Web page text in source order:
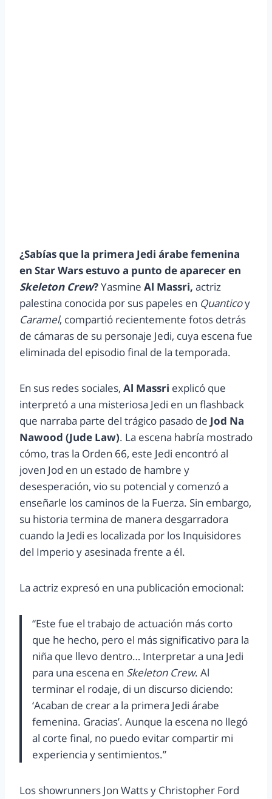
¿Sabías que la primera Jedi árabe femenina
en Star Wars estuvo a punto de aparecer en
Skeleton Crew?Yasmine Al Massri, actriz
palestina conocida por sus papeles en Quanticoy
Caramel, compartió recientemente fotos detrás
de cámaras de su personaje Jedi, cuya escena fue
eliminada del episodio final de la temporada.
En sus redes sociales, Al Massri explicó que
interpretó a una misteriosa Jedi en un flashback
que narraba parte del trágico pasado de Jod Na
Nawood (Jude Law). La escena habría mostrado
cómo, tras la Orden 66, este Jedi encontró al
joven Jod en un estado de hambre y
desesperación, vio su potencial y comenzó a
enseñarle los caminos de la Fuerza. Sin embargo,
su historia termina de manera desgarradora
cuando la Jedi es localizada por los Inquisidores
del Imperio y asesinada frente a él.
La actriz expresó en una publicación emocional:
“Este fue el trabajo de actuación más corto
que he hecho, pero el más significativo para la
niña que llevo dentro… Interpretar a una Jedi
para una escena en Skeleton Crew. Al
terminar el rodaje, di un discurso diciendo:
‘Acaban de crear a la primera Jedi árabe
femenina. Gracias’. Aunque la escena no llegó
al corte final, no puedo evitar compartir mi
experiencia y sentimientos.”
Los showrunners Jon Watts y Christopher Ford